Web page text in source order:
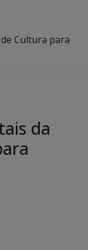
Cultura para
da